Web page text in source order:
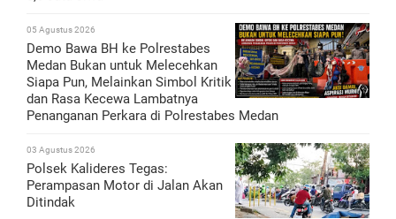
05 Agustus 2026
Demo Bawa BH ke Polrestabes
Medan Bukan untuk Melecehkan
Siapa Pun, Melainkan Simbol Kritik
dan Rasa Kecewa Lambatnya
Penanganan Perkara di Polrestabes Medan
03 Agustus 2026
Polsek Kalideres Tegas:
Perampasan Motor di Jalan Akan
Ditindak